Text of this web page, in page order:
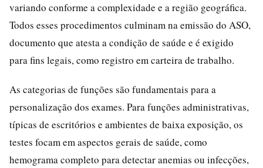
variando conforme a complexidade e a região geográfica.
Todos esses procedimentos culminam na emissão do ASO,
documento que atesta a condição de saúde e é exigido
para fins legais, como registro em carteira de trabalho.
As categorias de funções são fundamentais para a
personalização dos exames. Para funções administrativas,
típicas de escritórios e ambientes de baixa exposição, os
testes focam em aspectos gerais de saúde, como
hemograma completo para detectar anemias ou infecções,